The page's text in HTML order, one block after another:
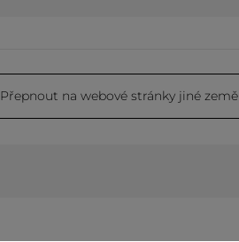
Přepnout na webové stránky jiné země